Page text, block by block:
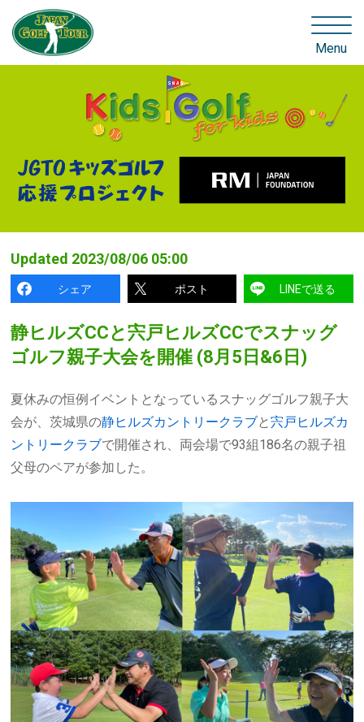
Menu
Updated 2023/08/06 05:00
シェア ポスト LINEで送る
静ヒルズCCと宍戸ヒルズCCでスナッグ
ゴルフ親子大会を開催 (8月5日&6日)
夏休みの恒例イベントとなっているスナッグゴルフ親子大
会が、茨城県の静ヒルズカントリークラブと宍戸ヒルズカ
ントリークラブで開催され、両会場で93組186名の親子祖
父母のペアが参加した。